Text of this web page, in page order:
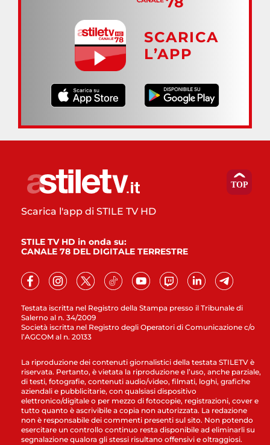
SCARICA
L’APP
Testata iscritta nel Registro della Stampa presso il Tribunale di
Salerno al n. 34/2009
Società iscritta nel Registro degli Operatori di Comunicazione c/o
l’AGCOM al n. 20133
Scarica l'app di STILE TV HD
STILE TV HD in onda su:
CANALE 78 DEL DIGITALE TERRESTRE
La riproduzione dei contenuti giornalistici della testata STILETV è
riservata. Pertanto, è vietata la riproduzione e l’uso, anche parziale,
di testi, fotografie, contenuti audio/video, filmati, loghi, grafiche
aziendali e pubblicitarie, con qualsiasi dispositivo
elettronico/digitale o per mezzo di fotocopie, registrazioni, cover e
tutto quanto è ascrivibile a copia non autorizzata. La redazione
non è responsabile dei commenti presenti sul sito. Non potendo
esercitare un controllo continuo resta disponibile ad eliminarli su
segnalazione qualora gli stessi risultano offensivi e oltraggiosi.